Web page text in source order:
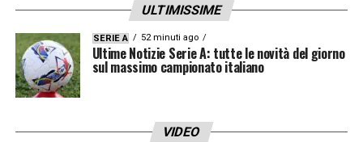
intraprendere»
LA PLAYLIST DELLE NOSTRE TOP NEWS
ULTIMISSIME
SERIE A 52 minuti ago
Ultime Notizie Serie A: tutte le novità del giorno
sul massimo campionato italiano
VIDEO